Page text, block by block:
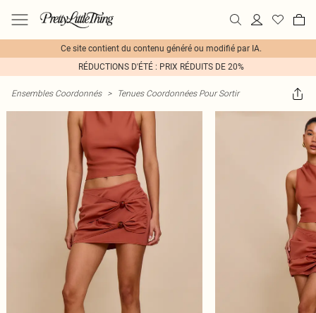
Ce site contient du contenu généré ou modifié par IA.
RÉDUCTIONS D'ÉTÉ : PRIX RÉDUITS DE 20%
Ensembles Coordonnés > Tenues Coordonnées Pour Sortir